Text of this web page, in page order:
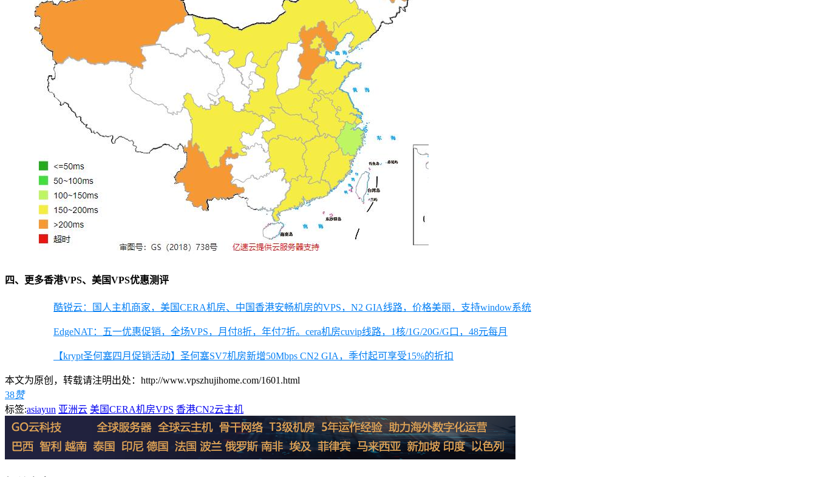
四、更多香港VPS、美国VPS优惠测评
酷锐云：国人主机商家，美国CERA机房、中国香港安畅机房的VPS，N2 GIA线路，价格美丽，支持window系统
EdgeNAT：五一优惠促销，全场VPS，月付8折，年付7折。cera机房cuvip线路，1核/1G/20G/G口，48元每月
【krypt圣何塞四月促销活动】圣何塞SV7机房新增50Mbps CN2 GIA，季付起可享受15%的折扣
本文为原创，转载请注明出处：http://www.vpszhujihome.com/1601.html
38赞
标签:asiayun 亚洲云 美国CERA机房VPS 香港CN2云主机